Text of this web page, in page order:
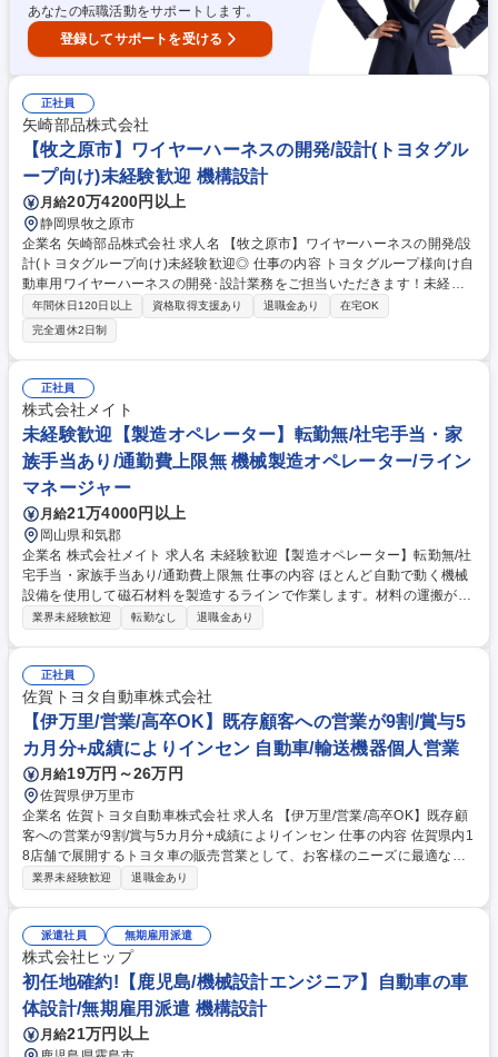
あなたの転職活動をサポートします。
登録してサポートを受ける
正社員
矢崎部品株式会社
【牧之原市】ワイヤーハーネスの開発/設計(トヨタグル
ープ向け)未経験歓迎 機構設計
月給20万4200円以上
静岡県牧之原市
企業名 矢崎部品株式会社 求人名 【牧之原市】ワイヤーハーネスの開発/設
計(トヨタグループ向け)未経験歓迎◎ 仕事の内容 トヨタグループ様向け自
動車用ワイヤーハーネスの開発･設計業務をご担当いただきます！未経験
から設計職にチャレンジできる貴重なポジションです。入社後の研修制度
も充実しております！ 自動車メーカーや社内営業部門・工場部門との調整
や工程確認等の業務がございます。企画段階～量産まで一気通貫で対応し
た部門のため 、幅広い設計業務が経験ができ、車両開発全般の知識が習得
できます。 【募集背景】自動車の電動化が進む今、EVや自動運転など最
新技術の普及により配線の複雑化が進んでおり、車内における電気配線の
開発・設計業務の重要性は年々上昇しており、体制強化のための募集で
す！ 募集職種 【牧之原市】ワイヤーハーネスの開発/設計(トヨタグループ
向け)未経験歓迎◎
年間休日120日以上 資格取得支援あり 退職金あり
在宅OK
完全週休2日制
正社員
株式会社メイト
未経験歓迎【製造オペレーター】転勤無/社宅手当・家
族手当あり/通勤費上限無 機械製造オペレーター/ライン
マネージャー
月給21万4000円以上
岡山県和気郡
企業名 株式会社メイト 求人名 未経験歓迎【製造オペレーター】転勤無/社
宅手当・家族手当あり/通勤費上限無 仕事の内容 ほとんど自動で動く機械
設備を使用して磁石材料を製造するラインで作業します。材料の運搬が必
要な時以外は、基本的には工場別室の監視室で待機し、不具合、異常が無
を細かく砕いて、添加剤を入れながら混ぜて磁石材料をつくります。※3
交代制で夜勤も発生しますが、設備がほとんど自動で動くので、トラブル
が無い限りは実作業は少ないです。材料を運搬する際に必要なクレーン、
フォークリフトの資格は、入社後会社負担にて取得いただきます。◎工場
内での業務で、2人ペアでの業務が基本です。 募集職種 未経験歓迎【製造
オペレーター】転勤無/社宅手当・家族手当あり/通勤費上限無
業界未経験歓迎 転勤なし 退職金あり
正社員
佐賀トヨタ自動車株式会社
【伊万里/営業/高卒OK】既存顧客への営業が9割/賞与5
カ月分+成績によりインセン 自動車/輸送機器個人営業
月給19万円～26万円
佐賀県伊万里市
企業名 佐賀トヨタ自動車株式会社 求人名 【伊万里/営業/高卒OK】既存顧
客への営業が9割/賞与5カ月分+成績によりインセン 仕事の内容 佐賀県内1
8店舗で展開するトヨタ車の販売営業として、お客様のニーズに最適な提
案を行います。車の販売に加え、メンテナンスや保険、周辺商品の提案も
が9割、新規は1割ほど ■トヨタ車・各種メーカー系中古車の販売 ■車検点
検などのメンテナンス、自動車保険、JAFなど周辺商品の販売 ≪目標目安
≫自動車営業未経験の方の場合、入社直後は1台/月が目標です。ご経験や
年次に応じて徐々に目標が増えます。(最大でも7台/月程度) 募集職種 【伊
万里/営業/高卒OK】既存顧客への営業が9割/賞与5カ月分+成績によりイン
セン
業界未経験歓迎 退職金あり
派遣社員 無期雇用派遣
株式会社ヒップ
初任地確約!【鹿児島/機械設計エンジニア】自動車の車
体設計/無期雇用派遣 機構設計
月給21万円以上